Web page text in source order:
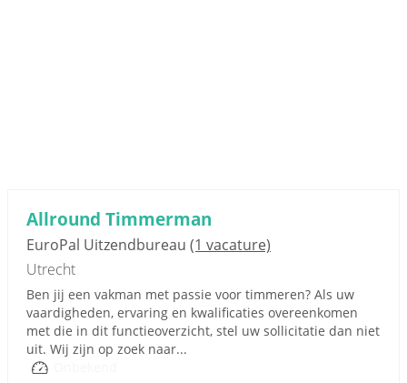
Allround Timmerman
EuroPal Uitzendbureau (1 vacature)
Utrecht
Ben jij een vakman met passie voor timmeren? Als uw
vaardigheden, ervaring en kwalificaties overeenkomen
met die in dit functieoverzicht, stel uw sollicitatie dan niet
uit. Wij zijn op zoek naar...